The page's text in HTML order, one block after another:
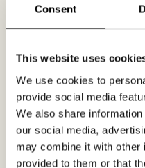
Consent
This website uses
We use cookies to
provide social media
We also share
our social media,
may combine it with other
provided to them or that
MÖTESFÖRFRÅGAN
I formuläret kan du fylla
möte och en hälsning.
mailadress korrekt för
dig. Endast bekräftade